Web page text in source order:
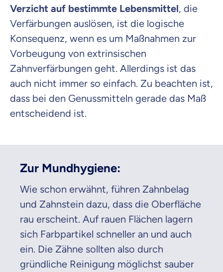
Verzicht auf bestimmte Lebensmittel, die
Verfärbungen auslösen, ist die logische
Konsequenz, wenn es um Maßnahmen zur
Vorbeugung von extrinsischen
Zahnverfärbungen geht. Allerdings ist das
auch nicht immer so einfach. Zu beachten ist,
dass bei den Genussmitteln gerade das Maß
entscheidend ist.
Zur Mundhygiene:
Wie schon erwähnt, führen Zahnbelag
und Zahnstein dazu, dass die Oberfläche
rau erscheint. Auf rauen Flächen lagern
sich Farbpartikel schneller an und auch
ein. Die Zähne sollten also durch
gründliche Reinigung möglichst sauber